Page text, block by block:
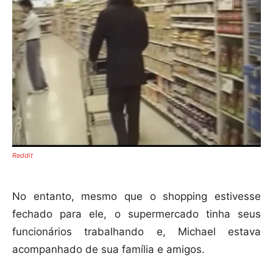
Reddit
No entanto, mesmo que o shopping estivesse
fechado para ele, o supermercado tinha seus
funcionários trabalhando e, Michael estava
acompanhado de sua família e amigos.